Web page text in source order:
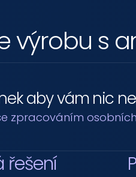
výrobu s
aby vám nic
zpracováním
řešení